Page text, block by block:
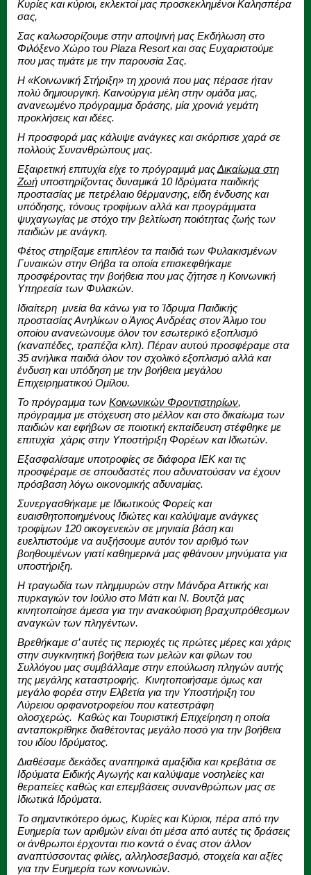
Κυρίες και κύριοι, εκλεκτοί μας προσκεκλημένοι Καλησπέρα
σας,
Σας καλωσορίζουμε στην αποψινή μας Εκδήλωση στο
Φιλόξενο Χώρο του Plaza Resort και σας Ευχαριστούμε
που μας τιμάτε με την παρουσία Σας.
Η «Κοινωνική Στήριξη» τη χρονιά που μας πέρασε ήταν
πολύ δημιουργική. Καινούργια μέλη στην ομάδα μας,
ανανεωμένο πρόγραμμα δράσης, μία χρονιά γεμάτη
προκλήσεις και ιδέες.
Η προσφορά μας κάλυψε ανάγκες και σκόρπισε χαρά σε
πολλούς Συνανθρώπους μας.
Εξαιρετική επιτυχία είχε το πρόγραμμά μαςΔικαίωμα στη
Ζωή υποστηρίζοντας δυναμικά 10 Ιδρύματα παιδικής
προστασίας με πετρέλαιο θέρμανσης, είδη ένδυσης και
υπόδησης, τόνους τροφίμων αλλά και προγράμματα
ψυχαγωγίας με στόχο την βελτίωση ποιότητας ζωής των
παιδιών με ανάγκη.
Φέτος στηρίξαμε επιπλέον τα παιδιά των Φυλακισμένων
Γυναικών στην Θήβα τα οποία επισκεφθήκαμε
προσφέροντας την βοήθεια που μας ζήτησε η Κοινωνική
Υπηρεσία των Φυλακών.
Ιδιαίτερη μνεία θα κάνω για το Ίδρυμα Παιδικής
προστασίας Ανηλίκων ο Άγιος Ανδρέας στον Άλιμο του
οποίου ανανεώνουμε όλον τον εσωτερικό εξοπλισμό
(καναπέδες, τραπέζια κλπ). Πέραν αυτού προσφέραμε στα
35 ανήλικα παιδιά όλον τον σχολικό εξοπλισμό αλλά και
ένδυση και υπόδηση με την βοήθεια μεγάλου
Επιχειρηματικού Ομίλου.
Το πρόγραμμα των Κοινωνικών Φροντιστηρίων,
πρόγραμμα με στόχευση στο μέλλον και στο δικαίωμα των
παιδιών και εφήβων σε ποιοτική εκπαίδευση στέφθηκε με
επιτυχία χάρις στην Υποστήριξη Φορέων και Ιδιωτών.
Εξασφαλίσαμε υποτροφίες σε διάφορα ΙΕΚ και τις
προσφέραμε σε σπουδαστές που αδυνατούσαν να έχουν
πρόσβαση λόγω οικονομικής αδυναμίας.
Συνεργασθήκαμε με Ιδιωτικούς Φορείς και
ευαισθητοποιημένους Ιδιώτες και καλύψαμε ανάγκες
τροφίμων 120 οικογενειών σε μηνιαία βάση και
ευελπιστούμε να αυξήσουμε αυτόν τον αριθμό των
βοηθουμένων γιατί καθημερινά μας φθάνουν μηνύματα για
υποστήριξη.
Η τραγωδία των πλημμυρών στην Μάνδρα Αττικής και
πυρκαγιών τον Ιούλιο στο Μάτι και Ν. Βουτζά μας
κινητοποίησε άμεσα για την ανακούφιση βραχυπρόθεσμων
αναγκών των πληγέντων.
Βρεθήκαμε σ’ αυτές τις περιοχές τις πρώτες μέρες και χάρις
στην συγκινητική βοήθεια των μελών και φίλων του
Συλλόγου μας συμβάλλαμε στην επούλωση πληγών αυτής
της μεγάλης καταστροφής. Κινητοποιήσαμε όμως και
μεγάλο φορέα στην Ελβετία για την Υποστήριξη του
Λύρειου ορφανοτροφείου που κατεστράφη
ολοσχερώς. Καθώς και Τουριστική Επιχείρηση η οποία
ανταποκρίθηκε διαθέτοντας μεγάλο ποσό για την βοήθεια
του ιδίου Ιδρύματος.
Διαθέσαμε δεκάδες αναπηρικά αμαξίδια και κρεβάτια σε
Ιδρύματα Ειδικής Αγωγής και καλύψαμε νοσηλείες και
θεραπείες καθώς και επεμβάσεις συνανθρώπων μας σε
Ιδιωτικά Ιδρύματα.
Το σημαντικότερο όμως, Κυρίες και Κύριοι, πέρα από την
Ευημερία των αριθμών είναι ότι μέσα από αυτές τις δράσεις
οι άνθρωποι έρχονται πιο κοντά ο ένας στον άλλον
αναπτύσσοντας φιλίες, αλληλοσεβασμό, στοιχεία και αξίες
για την Ευημερία των κοινωνιών.